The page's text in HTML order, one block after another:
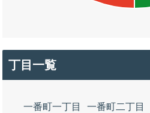
丁目一覧
一番町一丁目 一番町二丁目